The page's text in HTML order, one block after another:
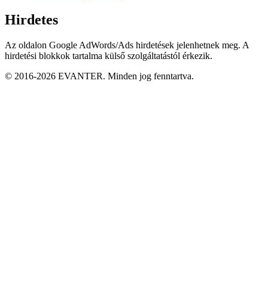
Hirdetes
Az oldalon Google AdWords/Ads hirdetések jelenhetnek meg. A
hirdetési blokkok tartalma külső szolgáltatástól érkezik.
© 2016-2026 EVANTER. Minden jog fenntartva.